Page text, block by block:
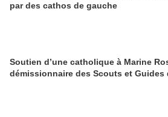
par des cathos de gauche
Soutien d’une catholique à Marine
démissionnaire des Scouts et Guides